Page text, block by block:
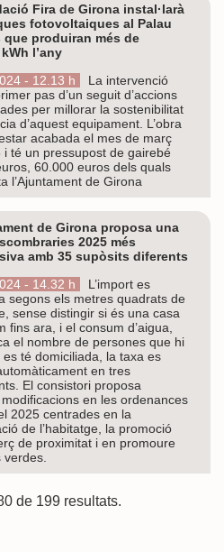
Fira de Girona instal·larà
fotovoltaiques al Palau
que produiran més de
l’any
- 12.13 h
La intervenció
pas d’un seguit d’accions
per millorar la sostenibilitat
d’aquest equipament. L’obra
acabada el mes de març
i té un pressupost de gairebé
60.000 euros dels quals
l’Ajuntament de Girona
de Girona proposa una
2025 més
amb 35 supòsits diferents
- 14.32 h
L’import es
segons els metres quadrats de
sense distingir si és una casa
fins ara, i el consum d’aigua,
el nombre de persones que hi
es té domiciliada, la taxa es
en tres
El consistori proposa
en les ordenances
2025 centrades en la
de l’habitatge, la promoció
de proximitat i en promoure
de 199 resultats.
TAB per navegar.